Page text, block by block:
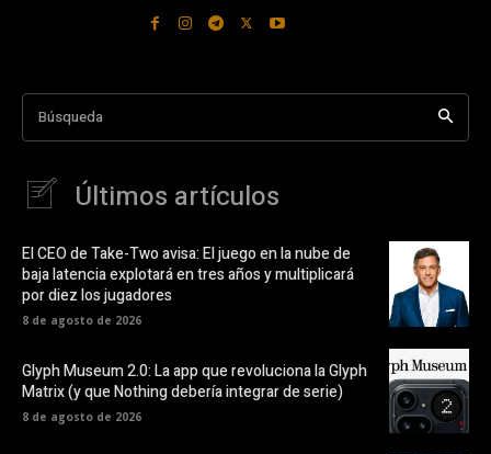
Búsqueda
Últimos artículos
El CEO de Take-Two avisa: El juego en la nube de
baja latencia explotará en tres años y multiplicará
por diez los jugadores
8 de agosto de 2026
Glyph Museum 2.0: La app que revoluciona la Glyph
Matrix (y que Nothing debería integrar de serie)
8 de agosto de 2026